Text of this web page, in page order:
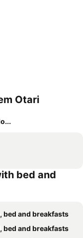
Otari
bed and
bed and breakfasts
bed and breakfasts